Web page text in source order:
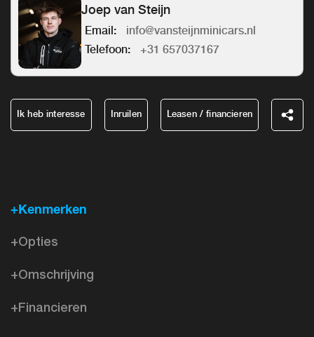
Joep van Steijn
Email:
info@vansteijnminicars.nl
Telefoon:
+31 657037167
Ik heb interesse Inruilen Leasen / financieren
+Kenmerken
+Opties
+Omschrijving
+Financieren